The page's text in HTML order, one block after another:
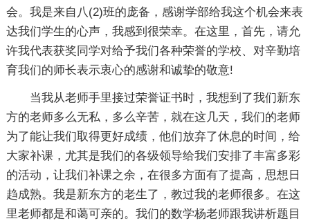
会。我是来自八(2)班的庞备，感谢学部给我这个机会来表
达我们学生的心声，我感到很荣幸。在这里，首先，请允
许我代表获奖同学对给予我们各种荣誉的学校、对辛勤培
育我们的师长表示衷心的感谢和诚挚的敬意!
当我从老师手里接过荣誉证书时，我想到了我们新东
方的老师多么无私，多么辛苦，就在这几天，我们的老师
为了能让我们取得更好成绩，他们放弃了休息的时间，给
大家补课，尤其是我们的各级领导给我们安排了丰富多彩
的活动，让我们补课之余，在很多方面有了提高，思想日
趋成熟。我是新东方的老生了，教过我的老师很多。在这
里老师都是和蔼可亲的。我们的数学杨老师跟我讲析题目